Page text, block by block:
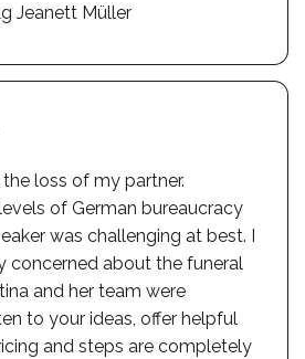
Jeanett Müller
loss of my partner.
of German bureaucracy
was challenging at best. I
concerned about the funeral
and her team were
to your ideas, offer helpful
and steps are completely